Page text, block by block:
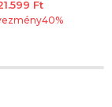
Ft
40%